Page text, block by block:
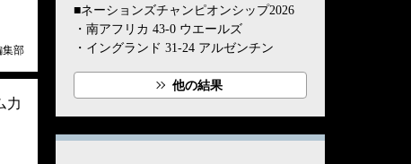
集部
力
■ネーションズチャンピオンシップ2026
・南アフリカ 43-0 ウエールズ
・イングランド 31-24 アルゼンチン
他の結果